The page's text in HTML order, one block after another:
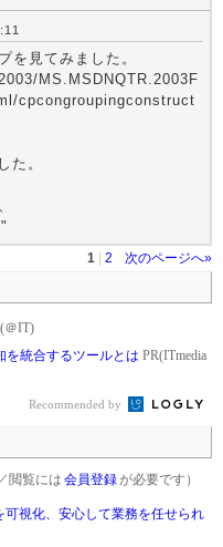
を見てみました。
MS.MSDNQTR.2003F
cpcongroupingconstruct
た。
1 2
次のページへ»
＠IT)
統合するツールとは PR(ITmedia
Recommended by
閲覧には 会員登録が必要です）
視化、安心して業務を任せられ